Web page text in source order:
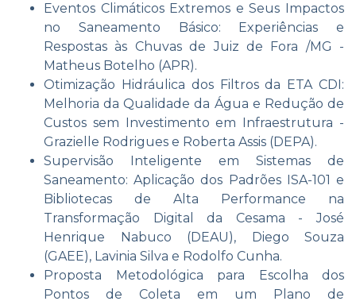
Eventos Climáticos Extremos e Seus Impactos
no Saneamento Básico: Experiências e
Respostas às Chuvas de Juiz de Fora /MG -
Matheus Botelho (APR).
Otimização Hidráulica dos Filtros da ETA CDI:
Melhoria da Qualidade da Água e Redução de
Custos sem Investimento em Infraestrutura -
Grazielle Rodrigues e Roberta Assis (DEPA).
Supervisão Inteligente em Sistemas de
Saneamento: Aplicação dos Padrões ISA-101 e
Bibliotecas de Alta Performance na
Transformação Digital da Cesama - José
Henrique Nabuco (DEAU), Diego Souza
(GAEE), Lavinia Silva e Rodolfo Cunha.
Proposta Metodológica para Escolha dos
Pontos de Coleta em um Plano de